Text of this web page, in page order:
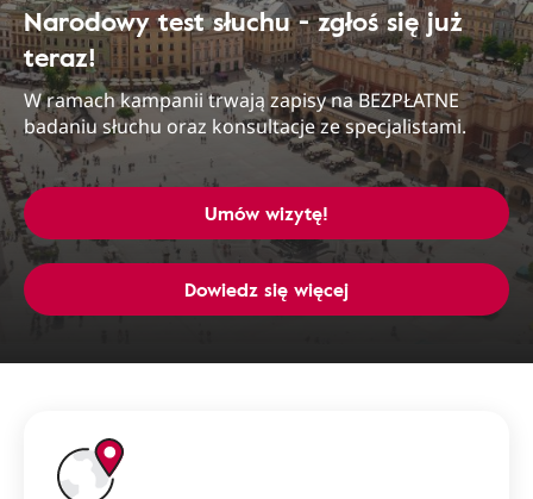
Narodowy test słuchu - zgłoś się już
teraz!
W ramach kampanii trwają zapisy na BEZPŁATNE
badaniu słuchu oraz konsultacje ze specjalistami.
Umów wizytę!
Dowiedz się więcej